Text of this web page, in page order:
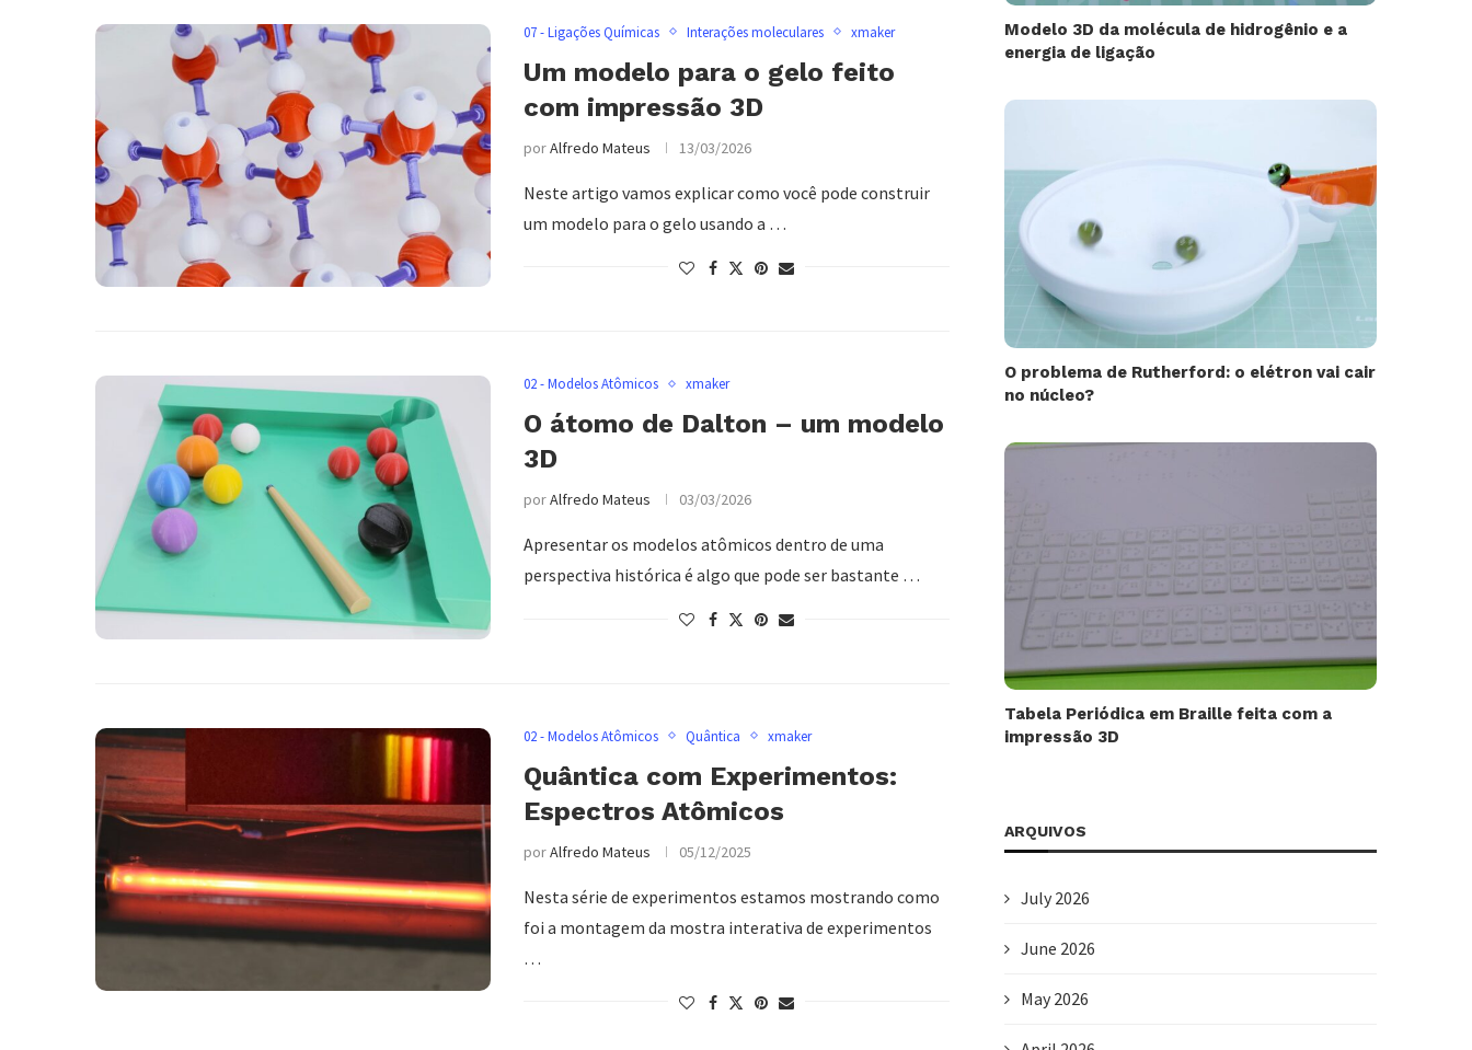
07 - Ligações Químicas Interações moleculares xmaker
Um modelo para o gelo feito
com impressão 3D
porAlfredo Mateus 13/03/2026
Neste artigo vamos explicar como você pode construir
um modelo para o gelo usando a …
02 - Modelos Atômicos xmaker
O átomo de Dalton – um modelo
3D
porAlfredo Mateus 03/03/2026
Apresentar os modelos atômicos dentro de uma
perspectiva histórica é algo que pode ser bastante …
02 - Modelos Atômicos Quântica xmaker
Quântica com Experimentos:
Espectros Atômicos
porAlfredo Mateus 05/12/2025
Nesta série de experimentos estamos mostrando como
foi a montagem da mostra interativa de experimentos
…
Modelo 3D da molécula de hidrogênio e a
energia de ligação
O problema de Rutherford: o elétron vai cair
no núcleo?
Tabela Periódica em Braille feita com a
impressão 3D
ARQUIVOS
July 2026
June 2026
May 2026